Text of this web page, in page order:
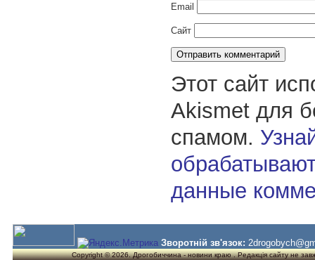
Email
Сайт
Этот сайт
Akismet для
спамом.
данные
Зворотній зв'язок:
Copyright © 2026. Дрогобиччина - новини краю . Редакція сайту не